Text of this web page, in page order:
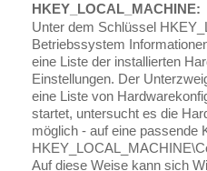
HKEY_LOCAL_MACHINE:
Unter dem Schlüssel
Betriebssystem
eine Liste der installierten
Einstellungen. Der
eine Liste von
startet, untersucht es die
möglich - auf eine passende
Auf diese Weise kann sich